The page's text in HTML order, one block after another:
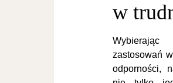
w
zastosowań
odporności,